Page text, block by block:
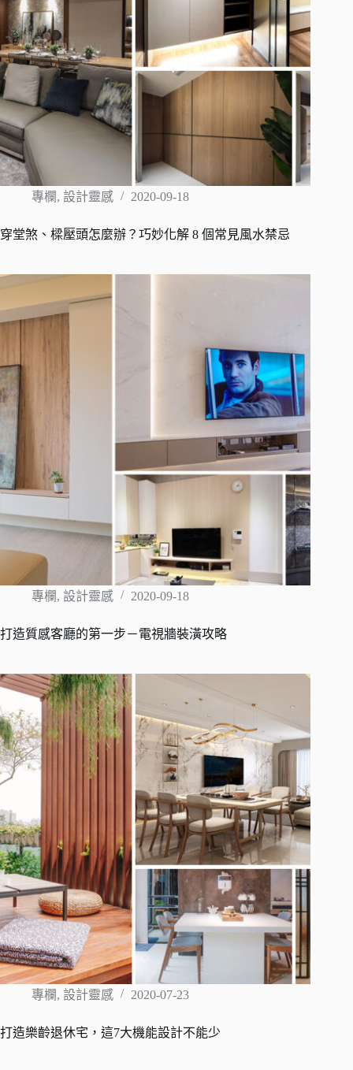
專欄, 設計靈感 2020-09-18
穿堂煞、樑壓頭怎麼辦？巧妙化解 8 個常見風水禁忌
專欄, 設計靈感 2020-09-18
打造質感客廳的第一步－電視牆裝潢攻略
專欄, 設計靈感 2020-07-23
打造樂齡退休宅，這7大機能設計不能少